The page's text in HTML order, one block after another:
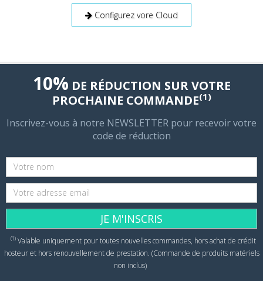
Configurez vore Cloud
10% DE RÉDUCTION SUR VOTRE
PROCHAINE COMMANDE(1)
Inscrivez-vous à notre NEWSLETTER pour recevoir votre
code de réduction
JE M'INSCRIS
(1)Valable uniquement pour toutes nouvelles commandes, hors achat de crédit
hosteur et hors renouvellement de prestation. (Commande de produits matériels
non inclus)